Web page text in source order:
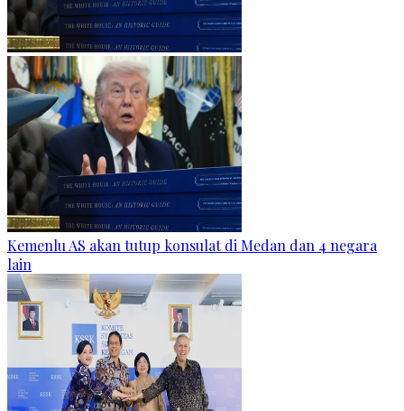
Kemenlu AS akan tutup konsulat di Medan dan 4 negara
lain